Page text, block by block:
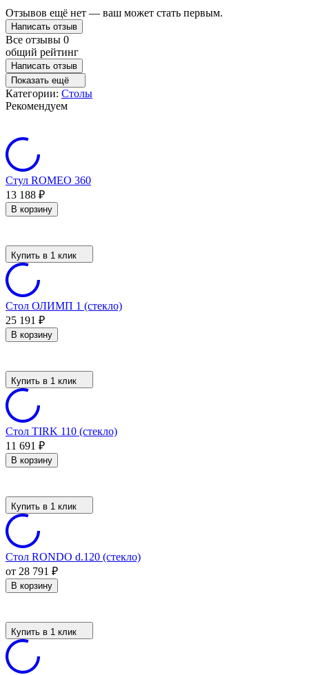
Отзывов ещё нет — ваш может стать первым.
Написать отзыв
Все отзывы 0
общий рейтинг
Написать отзыв
Показать ещё
Категории: Столы
Рекомендуем
Стул ROMEO 360
13 188 ₽
В корзину
Купить в 1 клик
Стол ОЛИМП 1 (стекло)
25 191 ₽
В корзину
Купить в 1 клик
Стол TIRK 110 (стекло)
11 691 ₽
В корзину
Купить в 1 клик
Стол RONDO d.120 (стекло)
от 28 791 ₽
В корзину
Купить в 1 клик